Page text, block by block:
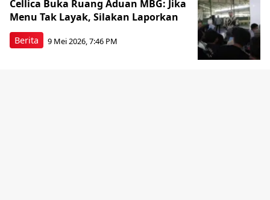
Berita
Cellica Buka Ruang Aduan MBG: Jika
Menu Tak Layak, Silakan Laporkan
9 Mei 2026, 7:46 PM